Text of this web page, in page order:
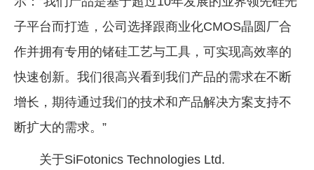
子平台而打造，公司选择跟商业化CMOS晶圆厂合
作并拥有专用的锗硅工艺与工具，可实现高效率的
快速创新。我们很高兴看到我们产品的需求在不断
增长，期待通过我们的技术和产品解决方案支持不
断扩大的需求。”
关于SiFotonics Technologies Ltd.